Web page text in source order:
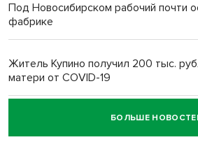
Под Новосибирском рабочий почти
фабрике
Житель Купино получил 200 тыс.
матери от COVID-19
Новосибирский суд наказал
пенсионерки на вокзале
БОЛЬШЕ